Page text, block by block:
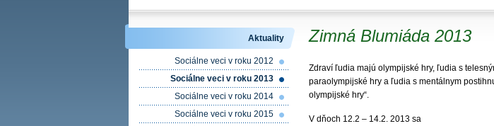
Zimná Blumiáda 2013
Zdraví ľudia majú olympijské hry, ľudia s
paraolympijské hry a ľudia s mentálnym
olympijské hry“.
V dňoch 12.2 – 14.2. 2013 sa
Aktuality
Sociálne veci v roku 2012
Sociálne veci v roku 2013
Sociálne veci v roku 2014
Sociálne veci v roku 2015